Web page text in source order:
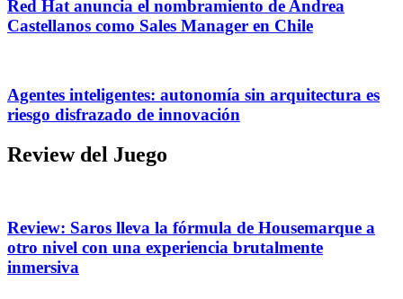
Red Hat anuncia el nombramiento de Andrea
Castellanos como Sales Manager en Chile
Agentes inteligentes: autonomía sin arquitectura es
riesgo disfrazado de innovación
Review del Juego
Review: Saros lleva la fórmula de Housemarque a
otro nivel con una experiencia brutalmente
inmersiva